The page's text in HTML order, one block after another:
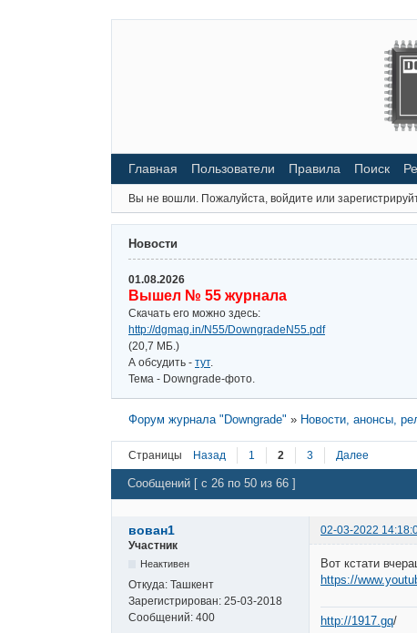
Главная Пользователи Правила Поиск
Вы не вошли. Пожалуйста, войдите или
Новости
01.08.2026
Вышел № 55 журнала
Скачать его можно здесь:
http://dgmag.in/N55/DowngradeN55.pdf
(20,7 МБ.)
А обсудить - тут.
Тема - Downgrade-фото.
Форум журнала "Downgrade" » Новости, анонсы,
Страницы Назад 1 2 3 Далее
Сообщений [ с 26 по 50 из 66 ]
вован1
02-03-2022
Участник
Неактивен
Откуда: Ташкент
Зарегистрирован: 25-03-2018
Сообщений: 400
Вот кстати
https://
http://1917.gq/